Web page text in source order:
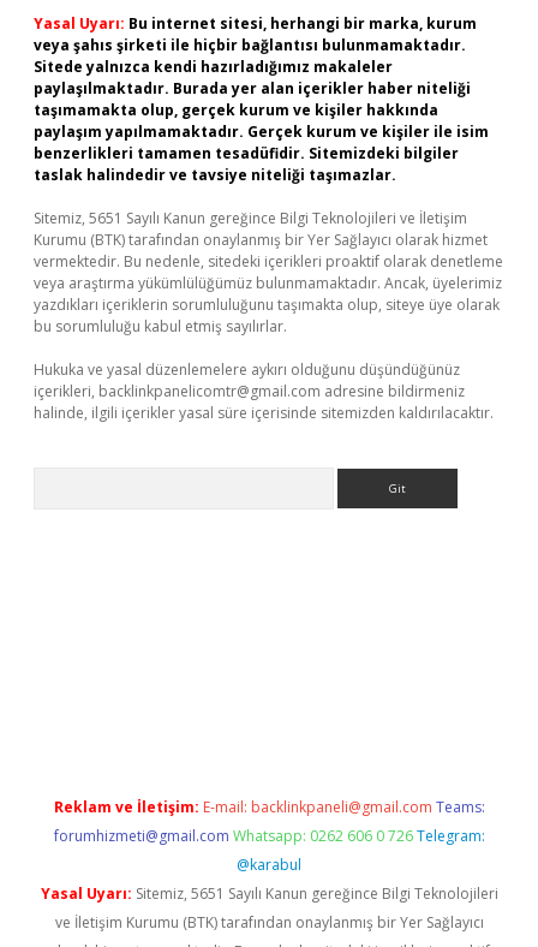
Yasal Uyarı: Bu internet sitesi, herhangi bir marka, kurum
veya şahıs şirketi ile hiçbir bağlantısı bulunmamaktadır.
Sitede yalnızca kendi hazırladığımız makaleler
paylaşılmaktadır. Burada yer alan içerikler haber niteliği
taşımamakta olup, gerçek kurum ve kişiler hakkında
paylaşım yapılmamaktadır. Gerçek kurum ve kişiler ile isim
benzerlikleri tamamen tesadüfidir. Sitemizdeki bilgiler
taslak halindedir ve tavsiye niteliği taşımazlar.
Sitemiz, 5651 Sayılı Kanun gereğince Bilgi Teknolojileri ve İletişim
Kurumu (BTK) tarafından onaylanmış bir Yer Sağlayıcı olarak hizmet
vermektedir. Bu nedenle, sitedeki içerikleri proaktif olarak denetleme
veya araştırma yükümlülüğümüz bulunmamaktadır. Ancak, üyelerimiz
yazdıkları içeriklerin sorumluluğunu taşımakta olup, siteye üye olarak
bu sorumluluğu kabul etmiş sayılırlar.
Hukuka ve yasal düzenlemelere aykırı olduğunu düşündüğünüz
içerikleri, backlinkpanelicomtr@gmail.com adresine bildirmeniz
halinde, ilgili içerikler yasal süre içerisinde sitemizden kaldırılacaktır.
Reklam ve İletişim: E-mail: backlinkpaneli@gmail.com Teams:
forumhizmeti@gmail.com Whatsapp: 0262 606 0 726 Telegram:
@karabul
Yasal Uyarı: Sitemiz, 5651 Sayılı Kanun gereğince Bilgi Teknolojileri
ve İletişim Kurumu (BTK) tarafından onaylanmış bir Yer Sağlayıcı